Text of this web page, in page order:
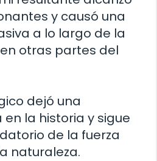
y causó una
a lo largo de la
otras partes del
dejó una
la historia y sigue
de la fuerza
naturaleza.